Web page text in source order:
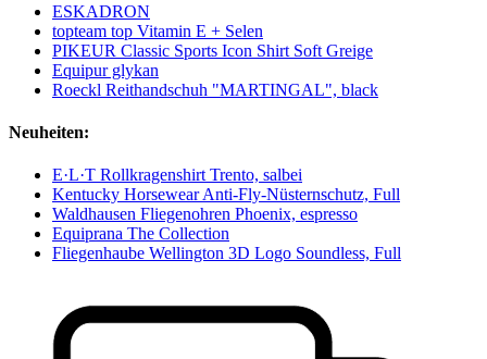
ESKADRON
topteam top Vitamin E + Selen
PIKEUR Classic Sports Icon Shirt Soft Greige
Equipur glykan
Roeckl Reithandschuh "MARTINGAL", black
Neuheiten:
E·L·T Rollkragenshirt Trento, salbei
Kentucky Horsewear Anti-Fly-Nüsternschutz, Full
Waldhausen Fliegenohren Phoenix, espresso
Equiprana The Collection
Fliegenhaube Wellington 3D Logo Soundless, Full